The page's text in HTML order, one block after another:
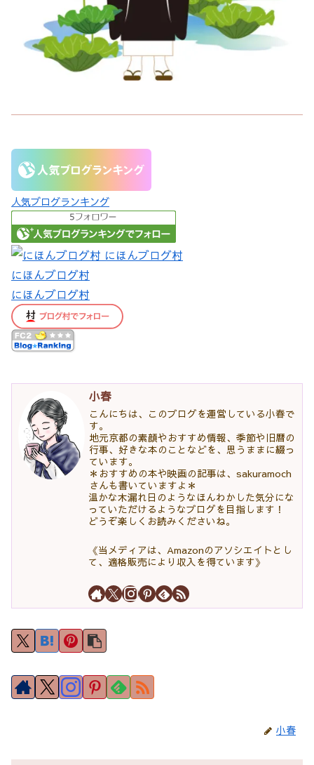
人気ブログランキング
にほんブログ村
にほんブログ村
小春
こんにちは、このブログを運営している小春で
す。
地元京都の素顔やおすすめ情報、季節や旧暦の
行事、好きな本のことなどを、思うままに綴っ
ています。
＊おすすめの本や映画の記事は、sakuramoch
さんも書いていますよ＊
温かな木漏れ日のようなほんわかした気分にな
っていただけるようなブログを目指します！
どうぞ楽しくお読みくださいね。
《当メディアは、Amazonのアソシエイトとし
て、適格販売により収入を得ています》
小春